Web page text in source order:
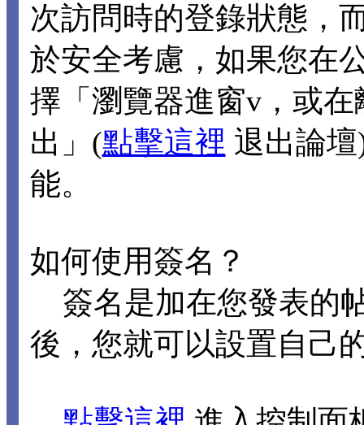
次訪問時的登錄狀態，
於安全考慮，如果您在
擇「瀏覽器進窗v，或
出」(點擊這裡 退出論
能。
如何使用簽名？
簽名是加在您發表的
後，您就可以設置自己